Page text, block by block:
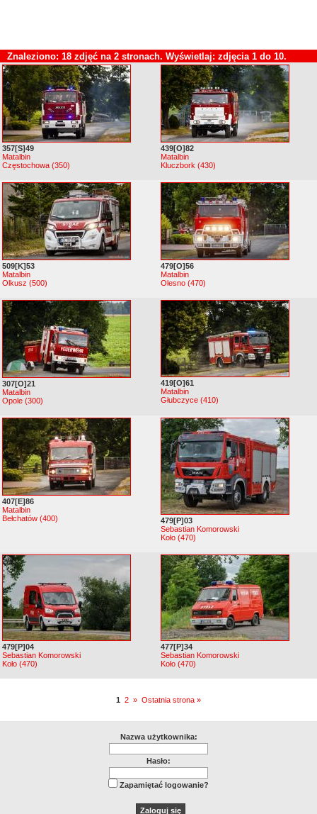
Znaleziono: 18 zdjęć na 2 stronach. Wyświetlaj: zdjęcia 1 do 10.
357[S]49
Matalbin
Częstochowa (350)
439[O]82
Matalbin
Kluczbork (430)
509[K]53
Matalbin
Olkusz (500)
479[O]56
Matalbin
Olesno (470)
307[O]21
Matalbin
Opole (300)
419[O]61
Matalbin
Głubczyce (410)
407[E]86
Matalbin
Bełchatów (400)
479[P]03
Sebastian Komorowski
Koło (470)
479[P]04
Sebastian Komorowski
Koło (470)
477[P]34
Sebastian Komorowski
Koło (470)
1 2 » Ostatnia strona »
Nazwa użytkownika:
Hasło:
Zapamiętać logowanie?